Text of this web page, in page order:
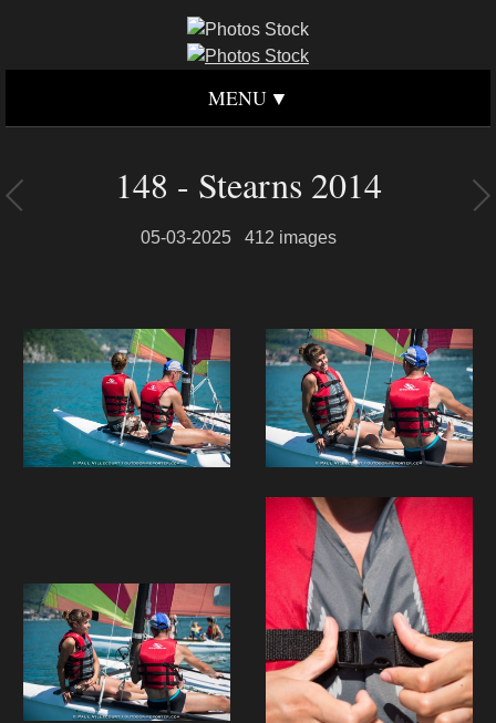
MENU
148 - Stearns 2014
05-03-2025 412 images